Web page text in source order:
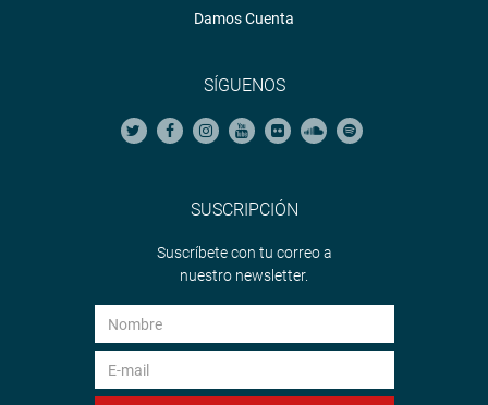
Damos Cuenta
SÍGUENOS
SUSCRIPCIÓN
Suscríbete con tu correo a
nuestro newsletter.